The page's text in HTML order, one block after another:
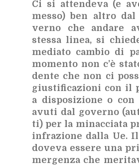
Ci si at­ten­de­va (e
mes­so) ben al­tro
ver­no che an­da­re
stes­sa li­nea, si
me­dia­to cam­bio di
mo­men­to non c’è
den­te che non ci
giu­sti­fi­ca­zio­ni con il
a di­spo­si­zio­ne o
avu­ti dal go­ver­no
ti) per la mi­nac­cia­ta
in­fra­zio­ne dal­la Ue.
do­ve­va es­se­re una
mer­gen­za che